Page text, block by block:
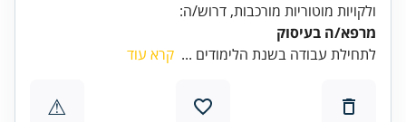
ולקויות מוטוריות מורכבות, דרוש/ה:
מרפא/ה בעיסוק
לתחילת עבודה בשנת הלימודים ... קרא עוד
⚠